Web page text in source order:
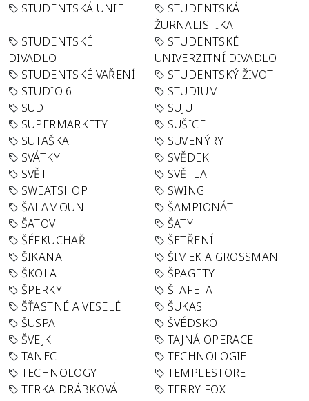
STUDENTSKÁ UNIE
STUDENTSKÁ
ŽURNALISTIKA
STUDENTSKÉ
DIVADLO
STUDENTSKÉ
UNIVERZITNÍ DIVADLO
STUDENTSKÉ VAŘENÍ
STUDENTSKÝ ŽIVOT
STUDIO 6
STUDIUM
SUD
SUJU
SUPERMARKETY
SUŠICE
SUTAŠKA
SUVENÝRY
SVÁTKY
SVĚDEK
SVĚT
SVĚTLA
SWEATSHOP
SWING
ŠALAMOUN
ŠAMPIONÁT
ŠATOV
ŠATY
ŠÉFKUCHAŘ
ŠETŘENÍ
ŠIKANA
ŠIMEK A GROSSMAN
ŠKOLA
ŠPAGETY
ŠPERKY
ŠTAFETA
ŠŤASTNÉ A VESELÉ
ŠUKAS
ŠUSPA
ŠVÉDSKO
ŠVEJK
TAJNÁ OPERACE
TANEC
TECHNOLOGIE
TECHNOLOGY
TEMPLESTORE
TERKA DRÁBKOVÁ
TERRY FOX